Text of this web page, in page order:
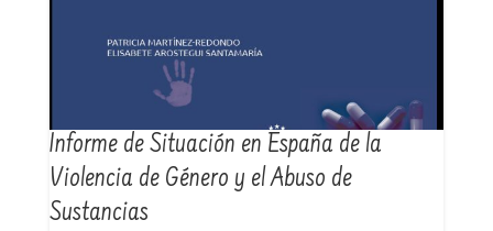
Informe de Situación en España de la
Violencia de Género y el Abuso de
Sustancias